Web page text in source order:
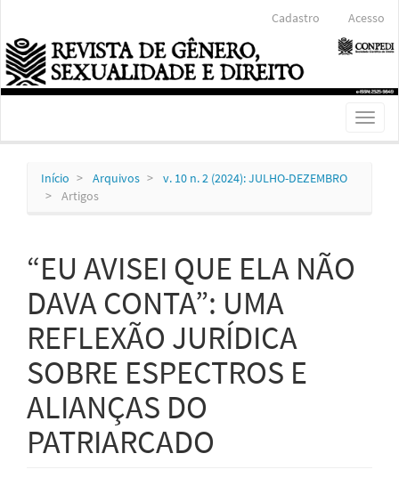
Conteúdo
principal
Barra
Lateral
Cadastro Acesso
Toggle
Início Arquivos
v. 10 n. 2 (2024): JULHO-DEZEMBRO
Artigos
“EU AVISEI QUE ELA NÃO
DAVA CONTA”: UMA
REFLEXÃO JURÍDICA
SOBRE ESPECTROS E
ALIANÇAS DO
PATRIARCADO